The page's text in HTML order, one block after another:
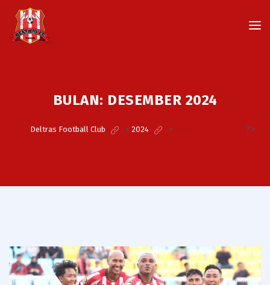
BULAN: DESEMBER 2024
Deltras Football Club > 2024 > ?>